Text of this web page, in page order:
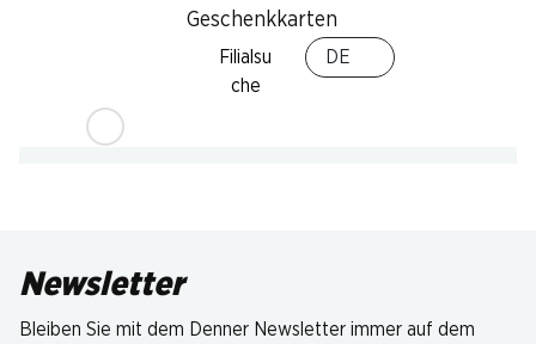
Geschenkkarten
Filialsu
che
DE
Newsletter
Bleiben Sie mit dem Denner Newsletter immer auf dem